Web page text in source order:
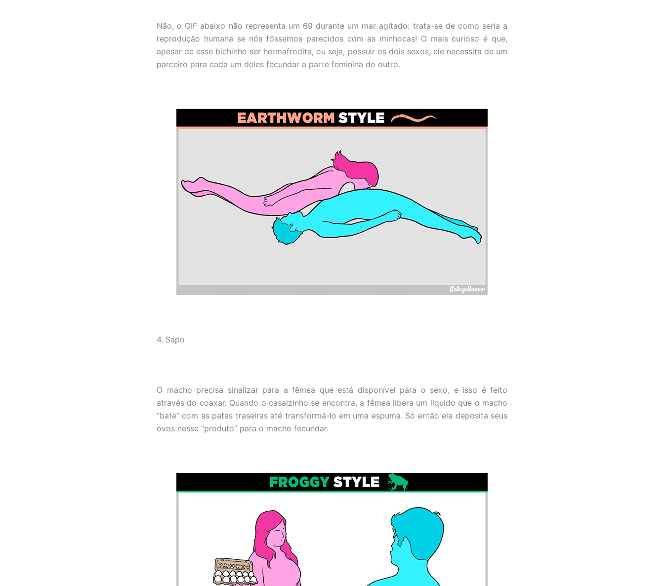
Não, o GIF abaixo não representa um 69 durante um mar agitado: trata-se de como seria a
reprodução humana se nós fôssemos parecidos com as minhocas! O mais curioso é que,
apesar de esse bichinho ser hermafrodita, ou seja, possuir os dois sexos, ele necessita de um
parceiro para cada um deles fecundar a parte feminina do outro.
4. Sapo
O macho precisa sinalizar para a fêmea que está disponível para o sexo, e isso é feito
através do coaxar. Quando o casalzinho se encontra, a fêmea libera um líquido que o macho
“bate” com as patas traseiras até transformá-lo em uma espuma. Só então ela deposita seus
ovos nesse “produto” para o macho fecundar.